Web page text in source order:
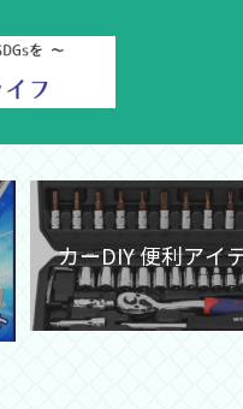
カーDIY 便利アイ